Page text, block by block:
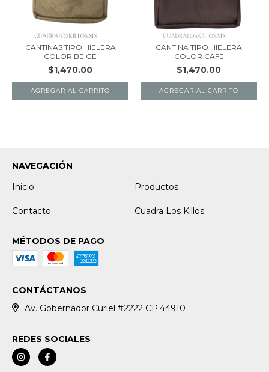
CANTINAS TIPO HIELERA
COLOR BEIGE
$1,470.00
CANTINA TIPO HIELERA
COLOR CAFE
$1,470.00
NAVEGACIÓN
Inicio
Productos
Contacto Cuadra Los Killos
MÉTODOS DE PAGO
CONTÁCTANOS
Av. Gobernador Curiel #2222 CP:44910
REDES SOCIALES